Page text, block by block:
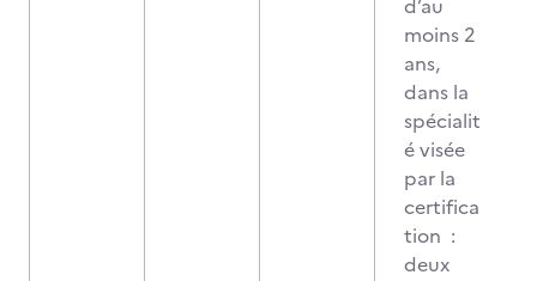
d’au
moins 2
ans,
dans la
spécialit
é visée
par la
certifica
tion :
deux